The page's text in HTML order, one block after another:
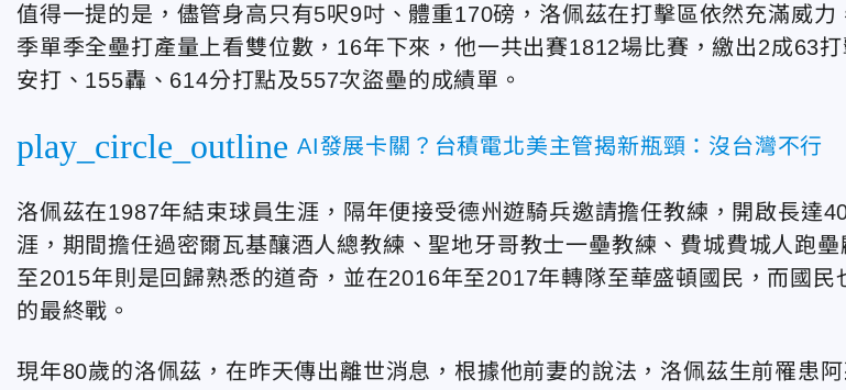
值得一提的是，儘管身高只有5呎9吋、體重170磅，洛佩茲在打擊區依然充滿威力
季單季全壘打產量上看雙位數，16年下來，他一共出賽1812場比賽，繳出2成63
安打、155轟、614分打點及557次盜壘的成績單。
play_circle_outline AI發展卡關？台積電北美主管揭新瓶頸：沒台灣不行
洛佩茲在1987年結束球員生涯，隔年便接受德州遊騎兵邀請擔任教練，開啟長達
涯，期間擔任過密爾瓦基釀酒人總教練、聖地牙哥教士一壘教練、費城費城人跑
至2015年則是回歸熟悉的道奇，並在2016年至2017年轉隊至華盛頓國民，而國民
的最終戰。
現年80歲的洛佩茲，在昨天傳出離世消息，根據他前妻的說法，洛佩茲生前罹患